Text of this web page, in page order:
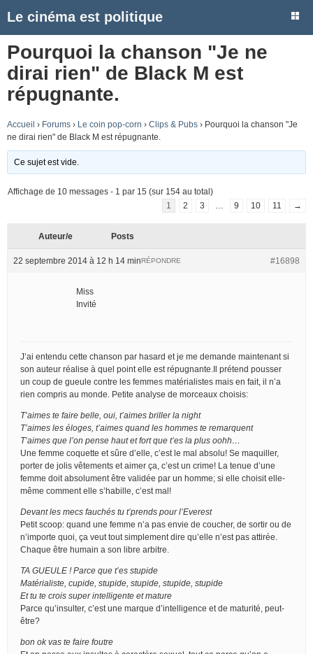
Le cinéma est politique
Pourquoi la chanson "Je ne
dirai rien" de Black M est
répugnante.
Accueil › Forums › Le coin pop-corn › Clips & Pubs › Pourquoi la chanson "Je
ne dirai rien" de Black M est répugnante.
Ce sujet est vide.
Affichage de 10 messages - 1 par 15 (sur 154 au total)
1
2 3 9 10 11 →
Auteur/e Posts
22 septembre 2014 à 12 h 14 min #16898
RÉPONDRE
Miss
Invité
J’ai entendu cette chanson par hasard et je me demande maintenant si
son auteur réalise à quel point elle est répugnante.Il prétend pousser
un coup de gueule contre les femmes matérialistes mais en fait, il n’a
rien compris au monde. Petite analyse de morceaux choisis:
T’aimes te faire belle, oui, t’aimes briller la night
T’aimes les éloges, t’aimes quand les hommes te remarquent
T’aimes que l’on pense haut et fort que t’es la plus oohh…
Une femme coquette et sûre d’elle, c’est le mal absolu! Se maquiller,
porter de jolis vêtements et aimer ça, c’est un crime! La tenue d’une
femme doit absolument être validée par un homme; si elle choisit elle-
même comment elle s’habille, c’est mal!
Devant les mecs fauchés tu t’prends pour l’Everest
Petit scoop: quand une femme n’a pas envie de coucher, de sortir ou de
n’importe quoi, ça veut tout simplement dire qu’elle n’est pas attirée.
Chaque être humain a son libre arbitre.
TA GUEULE ! Parce que t’es stupide
Matérialiste, cupide, stupide, stupide, stupide, stupide
Et tu te crois super intelligente et mature
Parce qu’insulter, c’est une marque d’intelligence et de maturité, peut-
être?
bon ok vas te faire foutre